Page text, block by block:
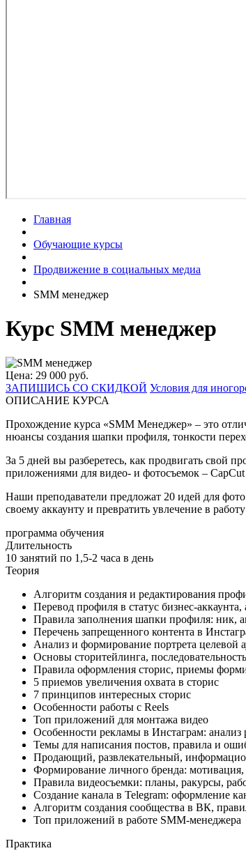
Главная
Обучающие курсы
Продвижение в социальных медиа
SMM менеджер
Курс SMM менеджер
Цена: 29 000 руб.
ЗАПИШИСЬ СО СКИДКОЙ Условия для
ОПИСАНИЕ КУРСА
Прохождение курса «SMM Менеджер» – это
нюансы создания шапки профиля, тонкости
За 5 дней вы разберетесь, как продвигать свой
приложениями для видео- и фотосъемок – CapCut
Наши преподаватели предложат 20 идей для
своему аккаунту и превратить увлечение в
программа обучения
Длительность
10 занятий по 1,5-2 часа в день
Теория
Алгоритм создания и редактирования
Перевод профиля в статус бизнес-
Правила заполнения шапки профиля: ник,
Перечень запрещенного контента в
Анализ и формирование портрета целевой
Основы сторитейлинга,
Правила оформления сторис, приемы
5 приемов увеличения охвата в сторис
7 принципов интересных сторис
Особенности работы с Reels
Топ приложений для монтажа видео
Особенности рекламы в Инстаграм:
Темы для написания постов, правила и
Продающий, развлекательный,
Формирование личного бренда: мотивация,
Правила видеосъемки: планы, ракурсы,
Создание канала в Telegram: оформление
Алгоритм создания сообщества в ВК,
Топ приложений в работе SMM-менеджера
Практика